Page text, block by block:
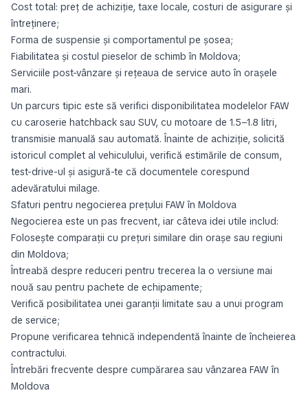
Cost total: preț de achiziție, taxe locale, costuri de asigurare și
întreținere;
Forma de suspensie și comportamentul pe șosea;
Fiabilitatea și costul pieselor de schimb în Moldova;
Serviciile post-vânzare și rețeaua de service auto în orașele
mari.
Un parcurs tipic este să verifici disponibilitatea modelelor FAW
cu caroserie hatchback sau SUV, cu motoare de 1.5–1.8 litri,
transmisie manuală sau automată. Înainte de achiziție, solicită
istoricul complet al vehiculului, verifică estimările de consum,
test-drive-ul și asigură-te că documentele corespund
adevăratului milage.
Sfaturi pentru negocierea prețului FAW în Moldova
Negocierea este un pas frecvent, iar câteva idei utile includ:
Folosește comparații cu prețuri similare din orașe sau regiuni
din Moldova;
Întreabă despre reduceri pentru trecerea la o versiune mai
nouă sau pentru pachete de echipamente;
Verifică posibilitatea unei garanții limitate sau a unui program
de service;
Propune verificarea tehnică independentă înainte de încheierea
contractului.
Întrebări frecvente despre cumpărarea sau vânzarea FAW în
Moldova